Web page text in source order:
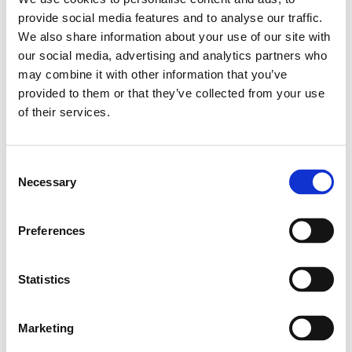
provide social media features and to analyse our traffic.
We also share information about your use of our site with
our social media, advertising and analytics partners who
may combine it with other information that you’ve
provided to them or that they’ve collected from your use
of their services.
Selection
Necessary
Preferences
Statistics
Marketing
continuo, la piena conformità, nota anche come
“Performance Totale”.
L’applicazione e il monitoraggio dei requisiti
previsti dalla norma, viene effettuata attraverso
management e rappresentanti e dei lavoratori,
chiamato
(SPT).
Ilcoinvolgimento e
partecipazione attiva